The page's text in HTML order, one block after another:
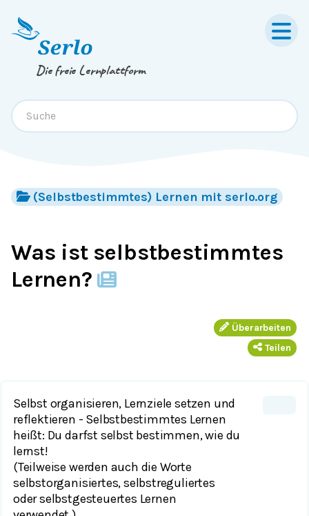
Springe zum
Die freie Lernplattform
(Selbstbestimmtes) Lernen mit serlo.org
Was ist selbstbestimmtes
Lernen?
Überarbeiten
Teilen
Selbst organisieren, Lernziele setzen und
reflektieren - Selbstbestimmtes Lernen
heißt: Du darfst selbst bestimmen, wie du
lernst!
(Teilweise werden auch die Worte
selbstorganisiertes, selbstreguliertes
oder selbstgesteuertes Lernen